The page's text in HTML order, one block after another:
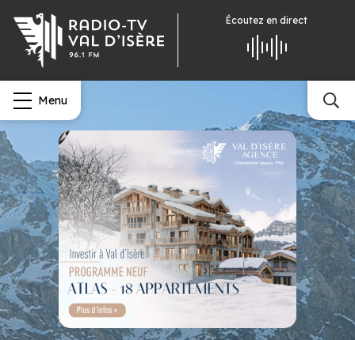
Écoutez en direct
Menu